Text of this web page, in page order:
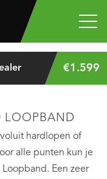
€1.599
LOOPBAND
hardlopen of
alle punten kun je
Een zeer